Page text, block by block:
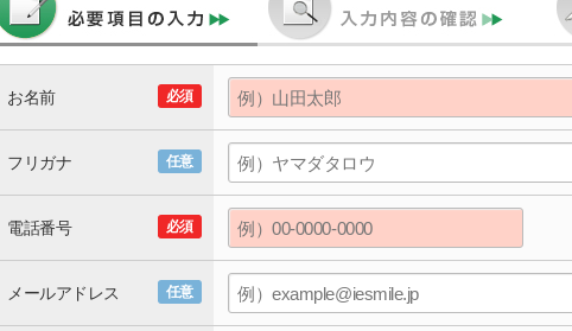
必須
お名前
任意
フリガナ
必須
電話番号
任意
メールアドレス